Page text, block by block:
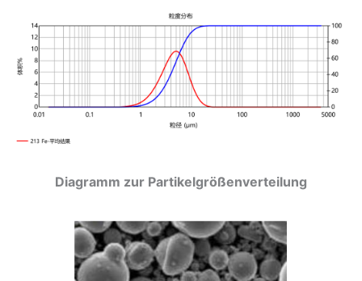
Diagramm zur Partikelgrößenverteilung